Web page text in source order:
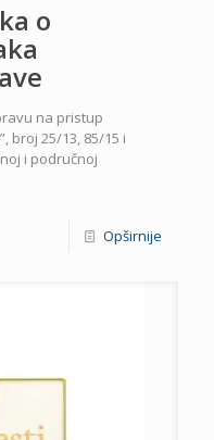
o
na pristup
broj 25/13, 85/15 i
i područnoj
Opširnije